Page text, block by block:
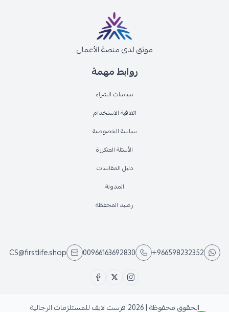
روابط مهمة
سياسات الشراء
اتفاقية الاستخدام
سياسة الخصوصية
الأسئلة المتكررة
دليل المقاسات
المدونة
رصيد المحفظة
موثق لدى منصة الأعمال
+966598232352
00966163692830
CS@firstlife.shop
الحقوق محفوظة | 2026 فرست لايف للمستلزمات الرجالية